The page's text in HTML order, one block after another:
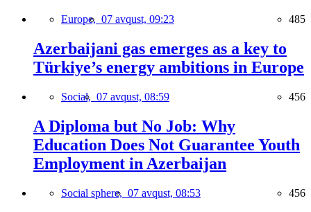
Europe, 07 avqust, 09:23 485
Azerbaijani gas emerges as a key to
Türkiye’s energy ambitions in Europe
Social, 07 avqust, 08:59 456
A Diploma but No Job: Why
Education Does Not Guarantee Youth
Employment in Azerbaijan
Social sphere, 07 avqust, 08:53 456